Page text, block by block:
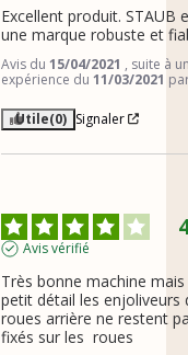
Excellent produit. STAUB
une marque robuste et
Avis du 15/04/2021 , suite à
expérience du 11/03/2021
Utile(0) Signaler
Avis vérifié
Très bonne machine mais
petit détail les enjoliveurs
roues arrière ne restent
fixés sur les  roues